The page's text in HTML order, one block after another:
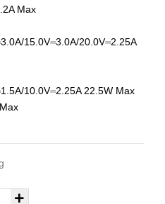
Max
15.0V⎓3.0A/20.0V⎓2.25A
10.0V⎓2.25A 22.5W Max